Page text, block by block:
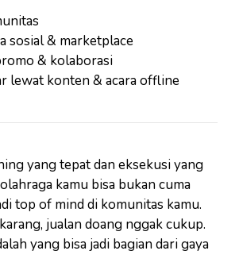
sosial & marketplace
& kolaborasi
lewat konten & acara offline
yang tepat dan eksekusi yang
kamu bisa bukan cuma
top of mind di komunitas kamu.
jualan doang nggak cukup.
yang bisa jadi bagian dari gaya